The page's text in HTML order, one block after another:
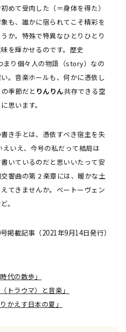
めて受肉した（＝身体を得た）
も、誰かに宿られてこそ精彩を
か。特殊で特異なひとりひとり
を輝かせるのです。歴史
まり個々人の物語（story）なの
。音楽ホールも、何かに憑依し
の季節だと りんりん――共存できる空
思います。
き手とは、憑依すべき宿主を失
いえ、今号の私だって結局は
いているのだと思いいたって安
響曲の第 2 楽章には、暖かな土
てきませんか。ベートーヴェン
。
掲載記事（2021年9月14日発行）
代の散歩」
トラウマ）と音楽」
かえす日本の夏」